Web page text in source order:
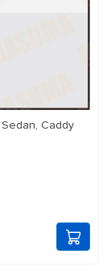
Caddy